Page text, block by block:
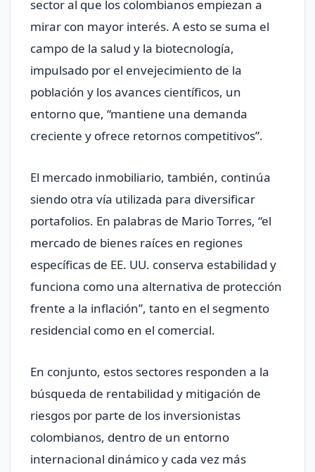
sector al que los colombianos empiezan a
mirar con mayor interés. A esto se suma el
campo de la salud y la biotecnología,
impulsado por el envejecimiento de la
población y los avances científicos, un
entorno que, “mantiene una demanda
creciente y ofrece retornos competitivos”.
El mercado inmobiliario, también, continúa
siendo otra vía utilizada para diversificar
portafolios. En palabras de Mario Torres, “el
mercado de bienes raíces en regiones
específicas de EE. UU. conserva estabilidad y
funciona como una alternativa de protección
frente a la inflación”, tanto en el segmento
residencial como en el comercial.
En conjunto, estos sectores responden a la
búsqueda de rentabilidad y mitigación de
riesgos por parte de los inversionistas
colombianos, dentro de un entorno
internacional dinámico y cada vez más